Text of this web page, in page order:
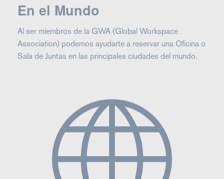
En el Mundo
Al ser miembros de la GWA (Global Workspace
Association) podemos ayudarte a reservar una Oficina o
Sala de Juntas en las principales ciudades del mundo.